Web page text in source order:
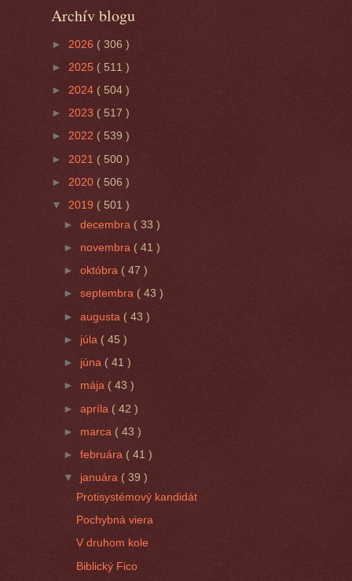
Archív blogu
► 2026 ( 306 )
► 2025 ( 511 )
► 2024 ( 504 )
► 2023 ( 517 )
► 2022 ( 539 )
► 2021 ( 500 )
► 2020 ( 506 )
▼ 2019 ( 501 )
►decembra ( 33 )
► novembra ( 41 )
►októbra ( 47 )
►septembra( 43 )
►augusta ( 43 )
► júla( 45 )
► júna ( 41 )
► mája ( 43 )
►apríla ( 42 )
► marca ( 43 )
►februára( 41 )
▼ januára ( 39 )
Protisystémový kandidát
Pochybná viera
V druhom kole
Biblický Fico